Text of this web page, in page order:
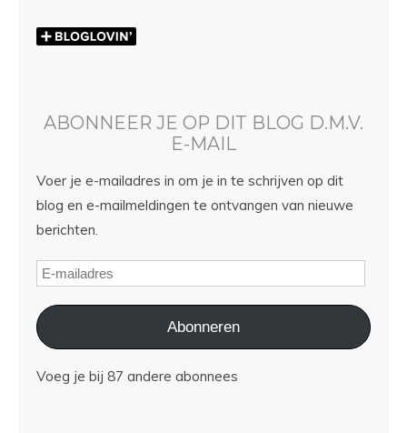
ABONNEER JE OP DIT BLOG D.M.V.
E-MAIL
Voer je e-mailadres in om je in te schrijven op dit
blog en e-mailmeldingen te ontvangen van nieuwe
berichten.
Abonneren
Voeg je bij 87 andere abonnees